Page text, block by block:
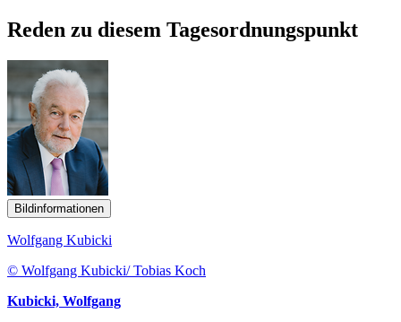
Reden zu diesem Tagesordnungspunkt
Bildinformationen
Wolfgang Kubicki
© Wolfgang Kubicki/ Tobias Koch
Kubicki, Wolfgang